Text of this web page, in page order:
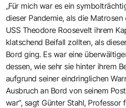
„Für mich war es ein
dieser Pandemie, als die
USS Theodore Roosevelt ihrem
klatschend Beifall zollten, als
Bord ging. Es war eine
dessen, wie sehr sie hinter ihrem
aufgrund seiner eindringlichen
Ausbruch an Bord von seinem
war“, sagt Günter Stahl, Professor